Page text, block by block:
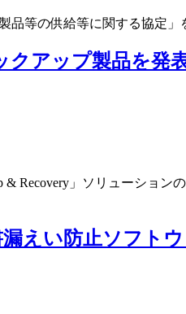
等の供給等に関する協定」
クアップ製品を発
& Recovery」ソリューショ
えい防止ソフト